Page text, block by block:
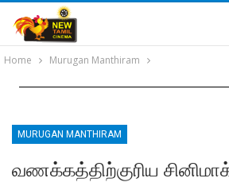
Home Murugan Manthiram
MURUGAN MANTHIRAM
வணக்கத்திற்குரிய